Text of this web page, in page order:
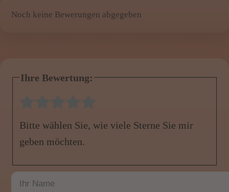
Noch keine Bewerungen abgegeben
Ihre Bewertung:
Bitte wählen Sie, wie viele Sterne Sie mir
geben möchten.